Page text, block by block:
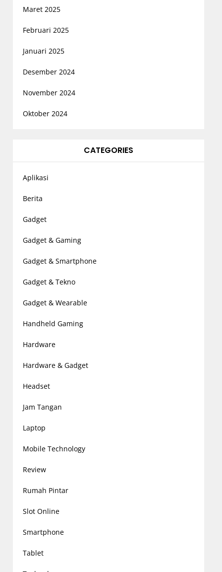
Maret 2025
Februari 2025
Januari 2025
Desember 2024
November 2024
Oktober 2024
CATEGORIES
Aplikasi
Berita
Gadget
Gadget & Gaming
Gadget & Smartphone
Gadget & Tekno
Gadget & Wearable
Handheld Gaming
Hardware
Hardware & Gadget
Headset
Jam Tangan
Laptop
Mobile Technology
Review
Rumah Pintar
Slot Online
Smartphone
Tablet